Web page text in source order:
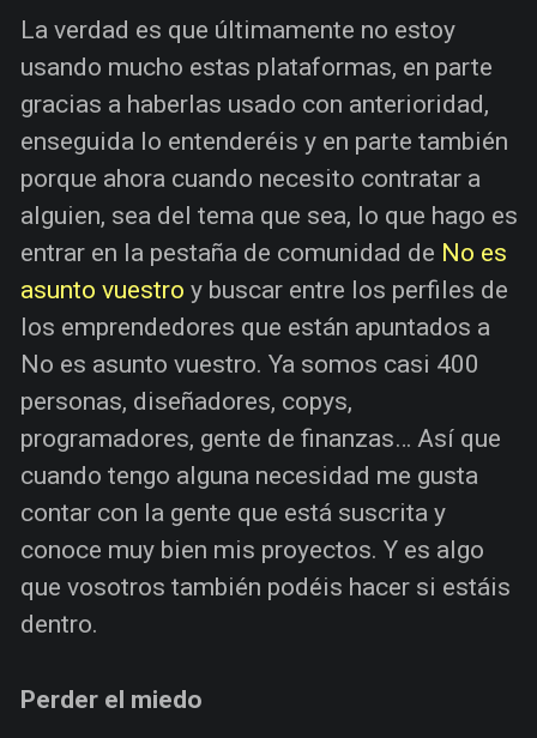
La verdad es que últimamente no estoy
usando mucho estas plataformas, en parte
gracias a haberlas usado con anterioridad,
enseguida lo entenderéis y en parte también
porque ahora cuando necesito contratar a
alguien, sea del tema que sea, lo que hago es
entrar en la pestaña de comunidad de No es
asunto vuestro y buscar entre los perfiles de
los emprendedores que están apuntados a
No es asunto vuestro. Ya somos casi 400
personas, diseñadores, copys,
programadores, gente de finanzas… Así que
cuando tengo alguna necesidad me gusta
contar con la gente que está suscrita y
conoce muy bien mis proyectos. Y es algo
que vosotros también podéis hacer si estáis
dentro.
Perder el miedo